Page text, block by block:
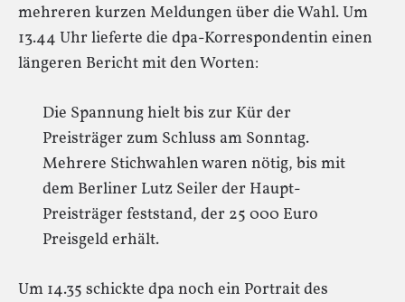
mehreren kurzen Meldungen über die Wahl. Um
13.44 Uhr lieferte die dpa-Korrespondentin einen
längeren Bericht mit den Worten:
Die Spannung hielt bis zur Kür der
Preisträger zum Schluss am Sonntag.
Mehrere Stichwahlen waren nötig, bis mit
dem Berliner Lutz Seiler der Haupt-
Preisträger feststand, der 25 000 Euro
Preisgeld erhält.
Um 14.35 schickte dpa noch ein Portrait des